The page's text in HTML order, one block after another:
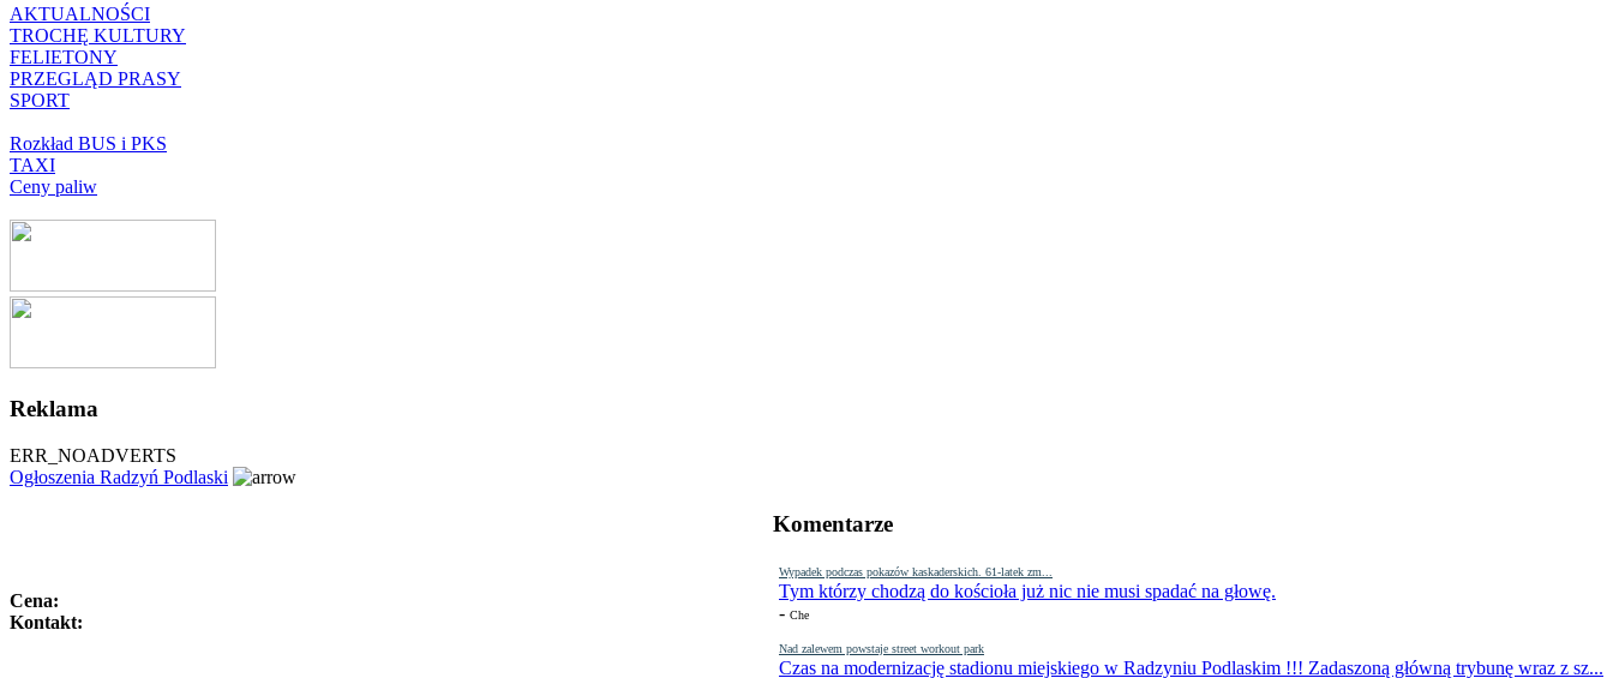
AKTUALNOŚCI
TROCHĘ KULTURY
FELIETONY
PRZEGLĄD PRASY
SPORT
Rozkład BUS i PKS
TAXI
Ceny paliw
Reklama
ERR_NOADVERTS
Komentarze
Wypadek podczas pokazów kaskaderskich. 61-latek zm...
Tym którzy chodzą do kościoła już nic nie musi spadać na głowę.
- Che
Nad zalewem powstaje street workout park
Czas na modernizację stadionu miejskiego w Radzyniu Podlaskim !!! Zadaszoną główną trybunę wraz z sz...
Ogłoszenia Radzyń Podlaski
Cena:
Kontakt: